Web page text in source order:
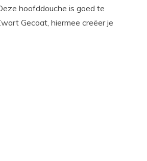
hoofddouche is goed te
Gecoat, hiermee creëer je